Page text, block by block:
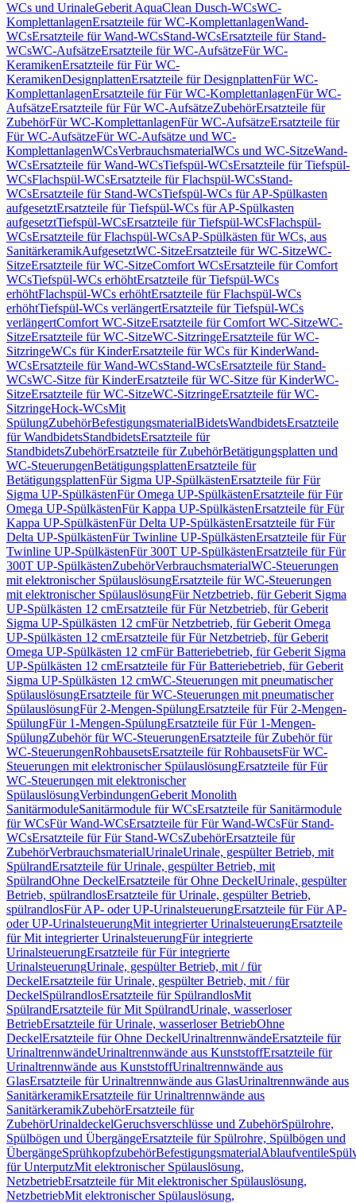
WCs und UrinaleGeberit AquaClean Dusch-WCsWC-
KomplettanlagenErsatzteile für WC-KomplettanlagenWand-
WCsErsatzteile für Wand-WCsStand-WCsErsatzteile für Stand-
WCsWC-AufsätzeErsatzteile für WC-AufsätzeFür WC-
KeramikenErsatzteile für Für WC-
KeramikenDesignplattenErsatzteile für DesignplattenFür WC-
KomplettanlagenErsatzteile für Für WC-KomplettanlagenFür WC-
AufsätzeErsatzteile für Für WC-AufsätzeZubehörErsatzteile für
ZubehörFür WC-KomplettanlagenFür WC-AufsätzeErsatzteile für
Für WC-AufsätzeFür WC-Aufsätze und WC-
KomplettanlagenWCsVerbrauchsmaterialWCs und WC-SitzeWand-
WCsErsatzteile für Wand-WCsTiefspül-WCsErsatzteile für Tiefspül-
WCsFlachspül-WCsErsatzteile für Flachspül-WCsStand-
WCsErsatzteile für Stand-WCsTiefspül-WCs für AP-Spülkasten
aufgesetztErsatzteile für Tiefspül-WCs für AP-Spülkasten
aufgesetztTiefspül-WCsErsatzteile für Tiefspül-WCsFlachspül-
WCsErsatzteile für Flachspül-WCsAP-Spülkästen für WCs, aus
SanitärkeramikAufgesetztWC-SitzeErsatzteile für WC-SitzeWC-
SitzeErsatzteile für WC-SitzeComfort WCsErsatzteile für Comfort
WCsTiefspül-WCs erhöhtErsatzteile für Tiefspül-WCs
erhöhtFlachspül-WCs erhöhtErsatzteile für Flachspül-WCs
erhöhtTiefspül-WCs verlängertErsatzteile für Tiefspül-WCs
verlängertComfort WC-SitzeErsatzteile für Comfort WC-SitzeWC-
SitzeErsatzteile für WC-SitzeWC-SitzringeErsatzteile für WC-
SitzringeWCs für KinderErsatzteile für WCs für KinderWand-
WCsErsatzteile für Wand-WCsStand-WCsErsatzteile für Stand-
WCsWC-Sitze für KinderErsatzteile für WC-Sitze für KinderWC-
SitzeErsatzteile für WC-SitzeWC-SitzringeErsatzteile für WC-
SitzringeHock-WCsMit
SpülungZubehörBefestigungsmaterialBidetsWandbidetsErsatzteile
für WandbidetsStandbidetsErsatzteile für
StandbidetsZubehörErsatzteile für ZubehörBetätigungsplatten und
WC-SteuerungenBetätigungsplattenErsatzteile für
BetätigungsplattenFür Sigma UP-SpülkästenErsatzteile für Für
Sigma UP-SpülkästenFür Omega UP-SpülkästenErsatzteile für Für
Omega UP-SpülkästenFür Kappa UP-SpülkästenErsatzteile für Für
Kappa UP-SpülkästenFür Delta UP-SpülkästenErsatzteile für Für
Delta UP-SpülkästenFür Twinline UP-SpülkästenErsatzteile für Für
Twinline UP-SpülkästenFür 300T UP-SpülkästenErsatzteile für Für
300T UP-SpülkästenZubehörVerbrauchsmaterialWC-Steuerungen
mit elektronischer SpülauslösungErsatzteile für WC-Steuerungen
mit elektronischer SpülauslösungFür Netzbetrieb, für Geberit Sigma
UP-Spülkästen 12 cmErsatzteile für Für Netzbetrieb, für Geberit
Sigma UP-Spülkästen 12 cmFür Netzbetrieb, für Geberit Omega
UP-Spülkästen 12 cmErsatzteile für Für Netzbetrieb, für Geberit
Omega UP-Spülkästen 12 cmFür Batteriebetrieb, für Geberit Sigma
UP-Spülkästen 12 cmErsatzteile für Für Batteriebetrieb, für Geberit
Sigma UP-Spülkästen 12 cmWC-Steuerungen mit pneumatischer
SpülauslösungErsatzteile für WC-Steuerungen mit pneumatischer
SpülauslösungFür 2-Mengen-SpülungErsatzteile für Für 2-Mengen-
SpülungFür 1-Mengen-SpülungErsatzteile für Für 1-Mengen-
SpülungZubehör für WC-SteuerungenErsatzteile für Zubehör für
WC-SteuerungenRohbausetsErsatzteile für RohbausetsFür WC-
Steuerungen mit elektronischer SpülauslösungErsatzteile für Für
WC-Steuerungen mit elektronischer
SpülauslösungVerbindungenGeberit Monolith
SanitärmoduleSanitärmodule für WCsErsatzteile für Sanitärmodule
für WCsFür Wand-WCsErsatzteile für Für Wand-WCsFür Stand-
WCsErsatzteile für Für Stand-WCsZubehörErsatzteile für
ZubehörVerbrauchsmaterialUrinaleUrinale, gespülter Betrieb, mit
SpülrandErsatzteile für Urinale, gespülter Betrieb, mit
SpülrandOhne DeckelErsatzteile für Ohne DeckelUrinale, gespülter
Betrieb, spülrandlosErsatzteile für Urinale, gespülter Betrieb,
spülrandlosFür AP- oder UP-UrinalsteuerungErsatzteile für Für AP-
oder UP-UrinalsteuerungMit integrierter UrinalsteuerungErsatzteile
für Mit integrierter UrinalsteuerungFür integrierte
UrinalsteuerungErsatzteile für Für integrierte
UrinalsteuerungUrinale, gespülter Betrieb, mit / für
DeckelErsatzteile für Urinale, gespülter Betrieb, mit / für
DeckelSpülrandlosErsatzteile für SpülrandlosMit
SpülrandErsatzteile für Mit SpülrandUrinale, wasserloser
BetriebErsatzteile für Urinale, wasserloser BetriebOhne
DeckelErsatzteile für Ohne DeckelUrinaltrennwändeErsatzteile für
UrinaltrennwändeUrinaltrennwände aus KunststoffErsatzteile für
Urinaltrennwände aus KunststoffUrinaltrennwände aus
GlasErsatzteile für Urinaltrennwände aus GlasUrinaltrennwände aus
SanitärkeramikErsatzteile für Urinaltrennwände aus
SanitärkeramikZubehörErsatzteile für
ZubehörUrinaldeckelGeruchsverschlüsse und ZubehörSpülrohre,
Spülbögen und ÜbergängeErsatzteile für Spülrohre, Spülbögen und
ÜbergängeSprühkopfzubehörBefestigungsmaterialAblaufventile
für UnterputzMit elektronischer Spülauslösung,
NetzbetriebErsatzteile für Mit elektronischer Spülauslösung,
NetzbetriebMit elektronischer Spülauslösung,